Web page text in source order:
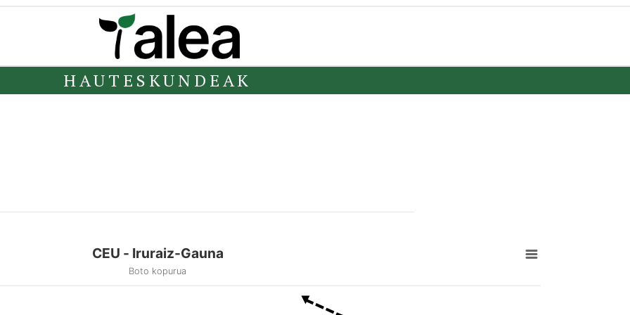
HAUTESKUNDEAK
CEU - Iruraiz-Gauna
Boto kopurua